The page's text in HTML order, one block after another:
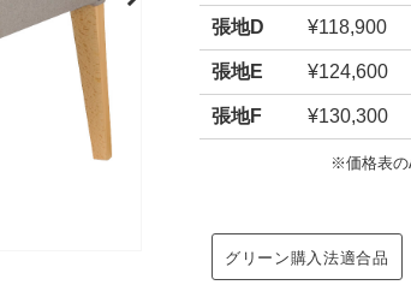
張地D ¥118,900
張地E ¥124,600
張地F ¥130,300
※価格表の
グリーン購入法適合品